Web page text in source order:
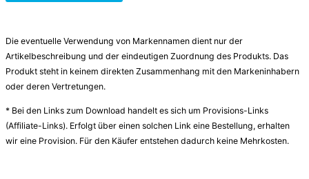
Die eventuelle Verwendung von Markennamen dient nur der
Artikelbeschreibung und der eindeutigen Zuordnung des Produkts. Das
Produkt steht in keinem direkten Zusammenhang mit den Markeninhabern
oder deren Vertretungen.
* Bei den Links zum Download handelt es sich um Provisions-Links
(Affiliate-Links). Erfolgt über einen solchen Link eine Bestellung, erhalten
wir eine Provision. Für den Käufer entstehen dadurch keine Mehrkosten.